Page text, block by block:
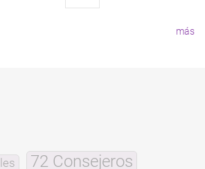
más
72 Consejeros